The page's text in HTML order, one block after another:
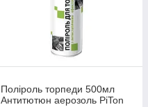
Поліроль торпеди 500мл
Антитютюн аерозоль PiTon